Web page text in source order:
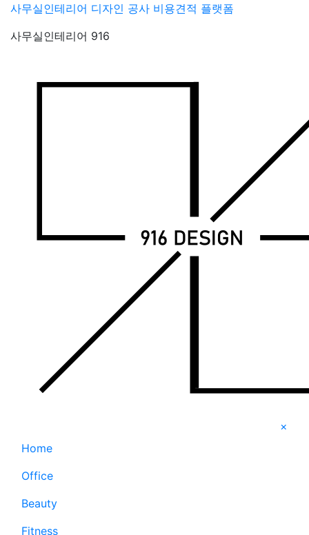
Skip
content
사무실인테리어 디자인 공사 비용견적 플랫폼
사무실인테리어 916
×
Home
Office
Beauty
Fitness